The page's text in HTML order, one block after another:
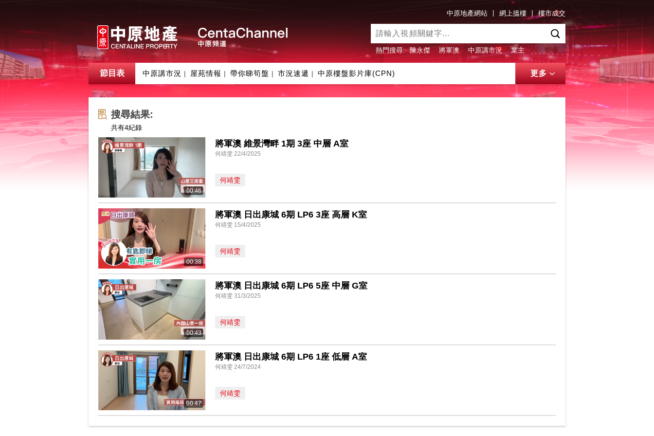
中原地產網站 | 網上搵樓 | 樓市成交
熱門搜尋: 陳永傑 將軍澳 中原講市況 業主
節目表 中原講市況 | 屋苑情報 | 帶你睇筍盤 | 市況速遞 | 中原樓盤影片庫(CPN) 更多
搜尋結果:
共有4紀錄
00:46
將軍澳 維景灣畔 1期 3座 中層 A室
何靖雯 22/4/2025
何靖雯
00:38
將軍澳 日出康城 6期 LP6 3座 高層 K室
何靖雯 15/4/2025
何靖雯
00:43
將軍澳 日出康城 6期 LP6 5座 中層 G室
何靖雯 31/3/2025
何靖雯
00:47
將軍澳 日出康城 6期 LP6 1座 低層 A室
何靖雯 24/7/2024
何靖雯